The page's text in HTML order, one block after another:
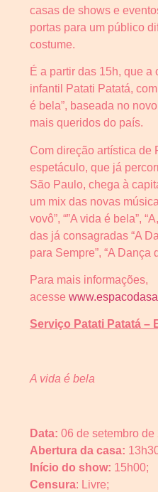
casas de shows e
portas para um público
costume.
É a partir das 15h, que
infantil Patati Patatá,
é bela”, baseada no
mais queridos do país.
Com direção artística de
espetáculo, que já
São Paulo, chega à
um mix das novas
vovô”, “”A vida é bela”,
das já consagradas “A
para Sempre”, “A Dança
Para mais informações,
acesse
Serviço Patati Patatá –
A vida é bela
Data: 06 de setembro
Abertura da casa:
Início do show: 15h00;
Censura: Livre;